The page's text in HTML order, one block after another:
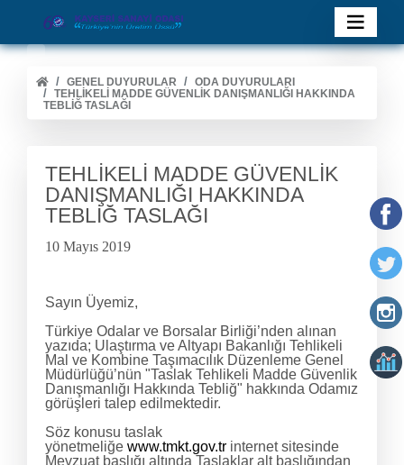
GENEL DUYURULAR
ODA DUYURULARI
TEHLİKELİ MADDE GÜVENLİK DANIŞMANLIĞI HAKKINDA
TEBLİĞ TASLAĞI
TEHLİKELİ MADDE GÜVENLİK
DANIŞMANLIĞI HAKKINDA
TEBLİĞ TASLAĞI
10 Mayıs 2019
Sayın Üyemiz,
Türkiye Odalar ve Borsalar Birliği’nden alınan
yazıda; Ulaştırma ve Altyapı Bakanlığı Tehlikeli
Mal ve Kombine Taşımacılık Düzenleme Genel
Müdürlüğü’nün "Taslak Tehlikeli Madde Güvenlik
Danışmanlığı Hakkında Tebliğ" hakkında Odamız
görüşleri talep edilmektedir.
Söz konusu taslak
yönetmeliğe www.tmkt.gov.tr internet sitesinde
Mevzuat başlığı altında Taslaklar alt başlığından